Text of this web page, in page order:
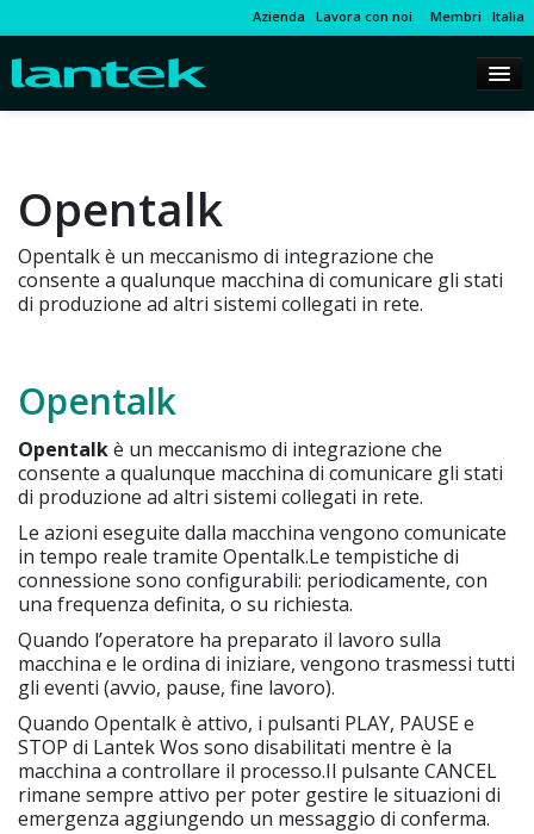
Azienda Lavora con noi Membri Italia
Opentalk
Opentalk è un meccanismo di integrazione che
consente a qualunque macchina di comunicare gli stati
di produzione ad altri sistemi collegati in rete.
Opentalk
Opentalkè un meccanismo di integrazione che
consente a qualunque macchina di comunicare gli stati
di produzione ad altri sistemi collegati in rete.
Le azioni eseguite dalla macchina vengono comunicate
in tempo reale tramite Opentalk.Le tempistiche di
connessione sono configurabili: periodicamente, con
una frequenza definita, o su richiesta.
Quando l’operatore ha preparato il lavoro sulla
macchina e le ordina di iniziare, vengono trasmessi tutti
gli eventi (avvio, pause, fine lavoro).
Quando Opentalk è attivo, i pulsanti PLAY, PAUSE e
STOP di Lantek Wos sono disabilitati mentre è la
macchina a controllare il processo.Il pulsante CANCEL
rimane sempre attivo per poter gestire le situazioni di
emergenza aggiungendo un messaggio di conferma.